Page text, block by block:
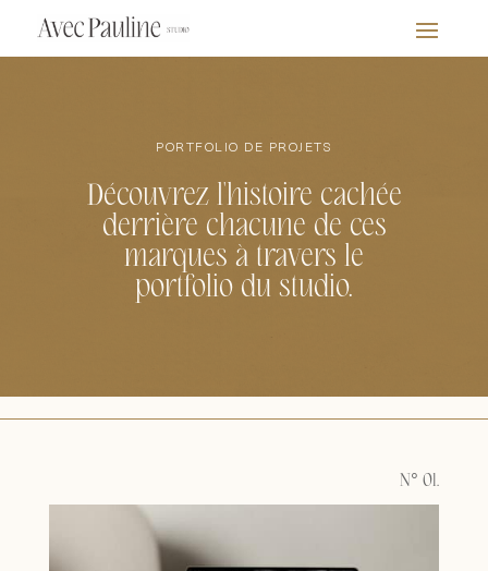
PORTFOLIO DE PROJETS
Découvrez l'histoire cachée
derrière chacune de ces
marques à travers le
portfolio du studio.
N° 01.